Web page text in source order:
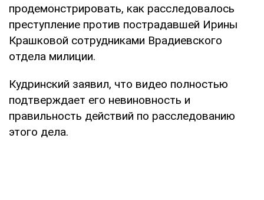
продемонстрировать, как расследовалось
преступление против пострадавшей Ирины
Крашковой сотрудниками Врадиевского
отдела милиции.
Кудринский заявил, что видео полностью
подтверждает его невиновность и
правильность действий по расследованию
этого дела.